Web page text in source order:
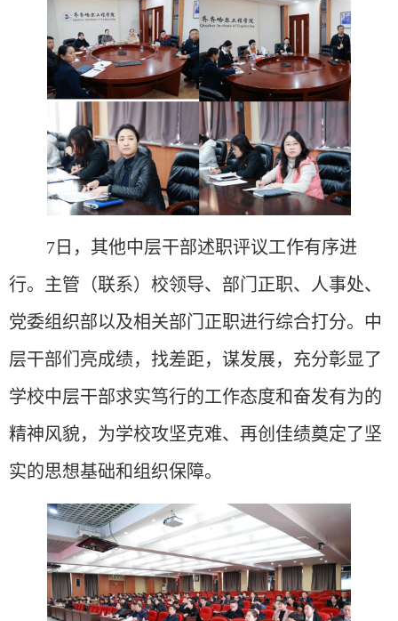
7日，其他中层干部述职评议工作有序进
行。主管（联系）校领导、部门正职、人事处、
党委组织部以及相关部门正职进行综合打分。中
层干部们亮成绩，找差距，谋发展，充分彰显了
学校中层干部求实笃行的工作态度和奋发有为的
精神风貌，为学校攻坚克难、再创佳绩奠定了坚
实的思想基础和组织保障。